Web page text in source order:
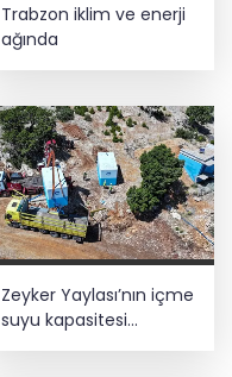
Trabzon iklim ve enerji
ağında
Zeyker Yaylası’nın içme
suyu kapasitesi
güçlendirildi